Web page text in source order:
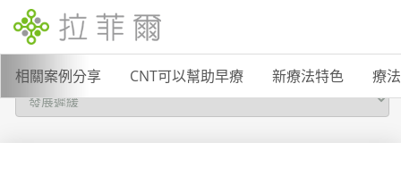
相關案例分享 CNT可以幫助早療 新療法特色 療